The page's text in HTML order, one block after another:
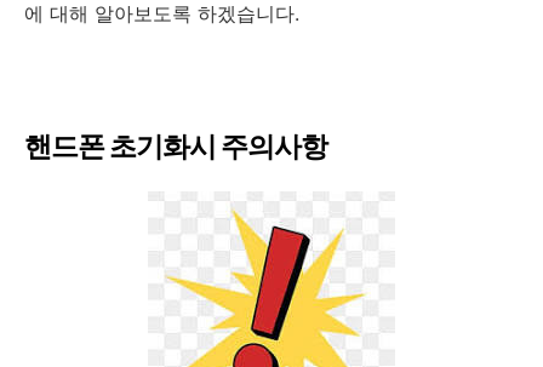
에 대해 알아보도록 하겠습니다.
핸드폰 초기화시 주의사항